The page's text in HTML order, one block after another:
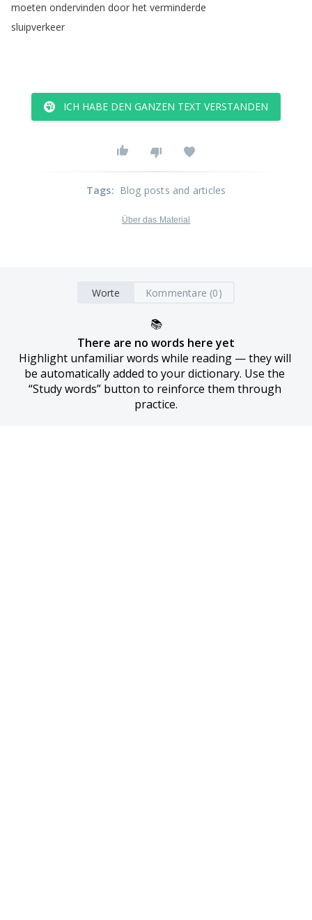
moeten ondervinden door het verminderde
sluipverkeer
ICH HABE DEN GANZEN TEXT VERSTANDEN
Tags: Blog posts and articles
Über das Material
Worte Kommentare (0)
📚
There are no words here yet
Highlight unfamiliar words while reading — they will
be automatically added to your dictionary. Use the
“Study words” button to reinforce them through
practice.